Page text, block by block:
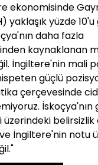
ekonomisinde
yaklaşık yüzde
daha fazla
kaynaklanan
İngiltere'nin mali
güçlü
çerçevesinde
belirsizlik
İngiltere'nin notu